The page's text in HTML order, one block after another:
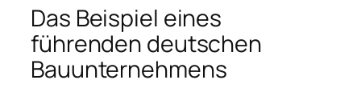
Das Beispiel eines
führenden deutschen
Bauunternehmens